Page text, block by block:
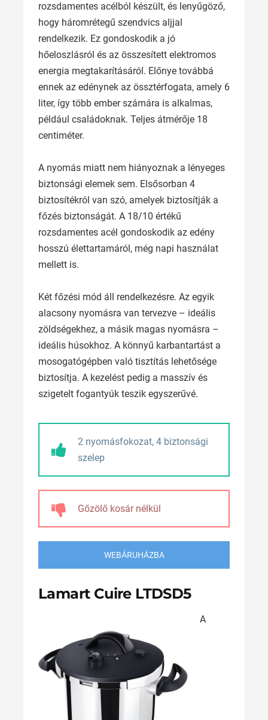
rozsdamentes acélból készült, és lenyűgöző,
hogy háromrétegű szendvics aljjal
rendelkezik. Ez gondoskodik a jó
hőeloszlásról és az összesített elektromos
energia megtakarításáról. Előnye továbbá
ennek az edénynek az össztérfogata, amely 6
liter, így több ember számára is alkalmas,
például családoknak. Teljes átmérője 18
centiméter.
A nyomás miatt nem hiányoznak a lényeges
biztonsági elemek sem. Elsősorban 4
biztosítékról van szó, amelyek biztosítják a
főzés biztonságát. A 18/10 értékű
rozsdamentes acél gondoskodik az edény
hosszú élettartamáról, még napi használat
mellett is.
Két főzési mód áll rendelkezésre. Az egyik
alacsony nyomásra van tervezve – ideális
zöldségekhez, a másik magas nyomásra –
ideális húsokhoz. A könnyű karbantartást a
mosogatógépben való tisztítás lehetősége
biztosítja. A kezelést pedig a masszív és
szigetelt fogantyúk teszik egyszerűvé.
2 nyomásfokozat, 4 biztonsági
szelep
Gőzölő kosár nélkül
WEBÁRUHÁZBA
Lamart Cuire LTDSD5
A